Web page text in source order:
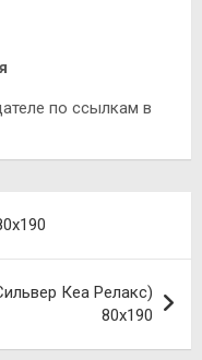
по ссылкам в
Кеа Релакс)
80х190